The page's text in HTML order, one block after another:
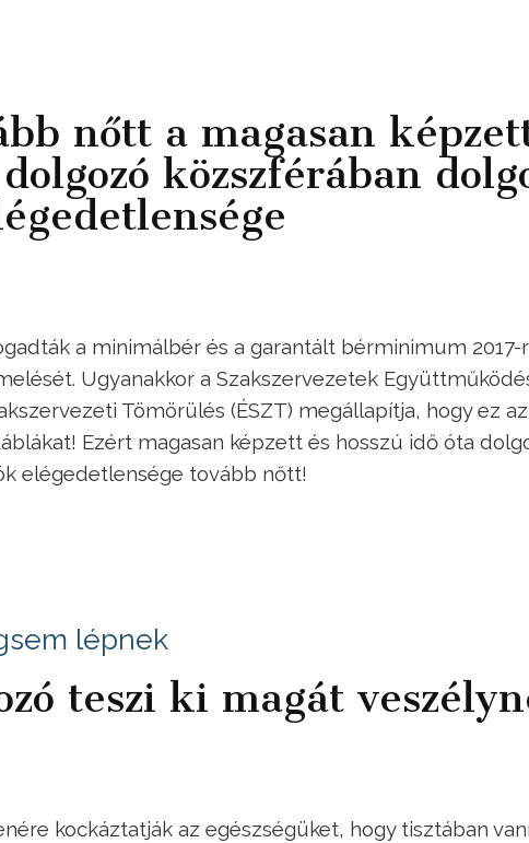
nőtt a magasan
közszférában
a minimálbér és a garantált bérminimum 2017-
Ugyanakkor a Szakszervezetek
Tömörülés (ÉSZT) megállapítja, hogy ez az
Ezért magasan képzett és hosszú idő óta
elégedetlensége tovább nőtt!
lépnek
teszi ki magát
kockáztatják az egészségüket, hogy tisztában